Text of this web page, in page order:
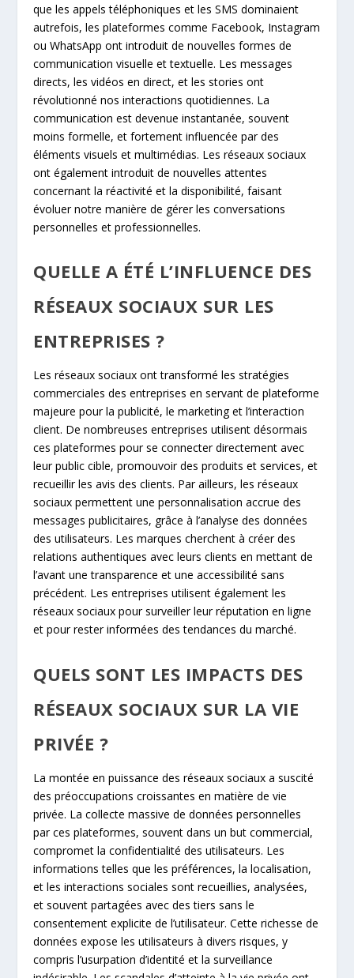
que les appels téléphoniques et les SMS dominaient
autrefois, les plateformes comme Facebook, Instagram
ou WhatsApp ont introduit de nouvelles formes de
communication visuelle et textuelle. Les messages
directs, les vidéos en direct, et les stories ont
révolutionné nos interactions quotidiennes. La
communication est devenue instantanée, souvent
moins formelle, et fortement influencée par des
éléments visuels et multimédias. Les réseaux sociaux
ont également introduit de nouvelles attentes
concernant la réactivité et la disponibilité, faisant
évoluer notre manière de gérer les conversations
personnelles et professionnelles.
QUELLE A ÉTÉ L’INFLUENCE DES
RÉSEAUX SOCIAUX SUR LES
ENTREPRISES ?
Les réseaux sociaux ont transformé les stratégies
commerciales des entreprises en servant de plateforme
majeure pour la publicité, le marketing et l’interaction
client. De nombreuses entreprises utilisent désormais
ces plateformes pour se connecter directement avec
leur public cible, promouvoir des produits et services, et
recueillir les avis des clients. Par ailleurs, les réseaux
sociaux permettent une personnalisation accrue des
messages publicitaires, grâce à l’analyse des données
des utilisateurs. Les marques cherchent à créer des
relations authentiques avec leurs clients en mettant de
l’avant une transparence et une accessibilité sans
précédent. Les entreprises utilisent également les
réseaux sociaux pour surveiller leur réputation en ligne
et pour rester informées des tendances du marché.
QUELS SONT LES IMPACTS DES
RÉSEAUX SOCIAUX SUR LA VIE
PRIVÉE ?
La montée en puissance des réseaux sociaux a suscité
des préoccupations croissantes en matière de vie
privée. La collecte massive de données personnelles
par ces plateformes, souvent dans un but commercial,
compromet la confidentialité des utilisateurs. Les
informations telles que les préférences, la localisation,
et les interactions sociales sont recueillies, analysées,
et souvent partagées avec des tiers sans le
consentement explicite de l’utilisateur. Cette richesse de
données expose les utilisateurs à divers risques, y
compris l’usurpation d’identité et la surveillance